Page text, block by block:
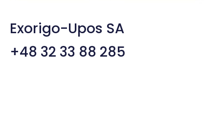
Exorigo-Upos SA
+48 32 33 88 285